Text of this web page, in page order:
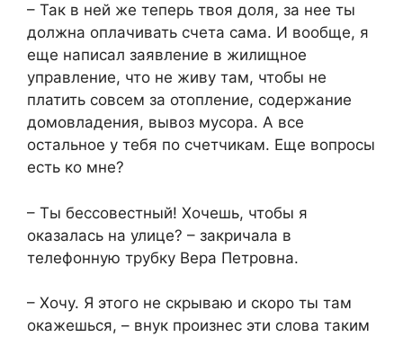
– Так в ней же теперь твоя доля, за нее ты
должна оплачивать счета сама. И вообще, я
еще написал заявление в жилищное
управление, что не живу там, чтобы не
платить совсем за отопление, содержание
домовладения, вывоз мусора. А все
остальное у тебя по счетчикам. Еще вопросы
есть ко мне?
– Ты бессовестный! Хочешь, чтобы я
оказалась на улице? – закричала в
телефонную трубку Вера Петровна.
– Хочу. Я этого не скрываю и скоро ты там
окажешься, – внук произнес эти слова таким